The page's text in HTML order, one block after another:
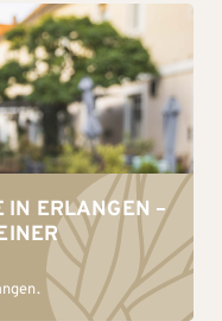
IN ERLANGEN –